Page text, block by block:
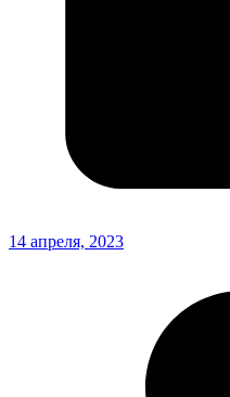
14 апреля, 2023